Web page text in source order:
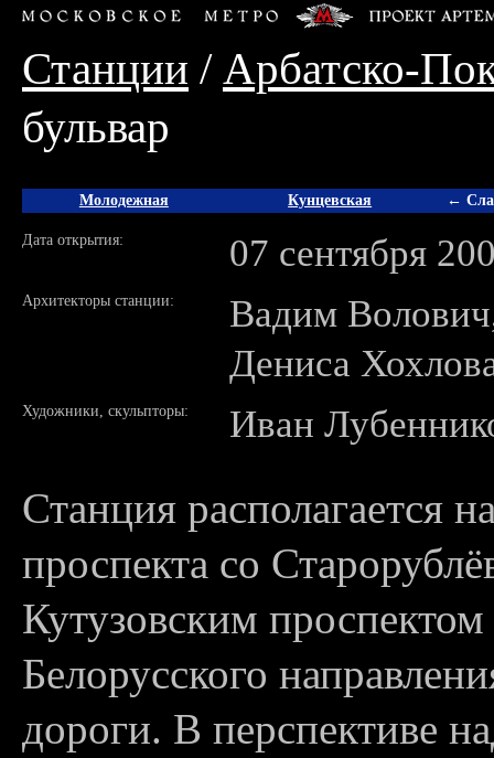
Станции / Арбатско-
бульвар
Молодежная Кунцевская ←
Дата открытия: 07 сентября
Архитекторы станции:
Вадим
Дениса
Художники, скульпторы: Иван
Станция располагается
проспекта со
Кутузовским
Белорусского
дороги. В перспективе